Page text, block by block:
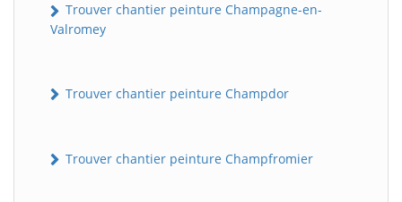
Trouver chantier peinture Champagne-en-
Valromey
Trouver chantier peinture Champdor
Trouver chantier peinture Champfromier